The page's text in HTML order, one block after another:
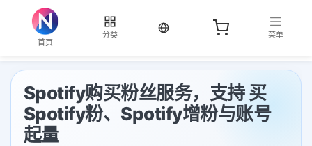
首页
分类
当前语言：中文
菜单
Spotify购买粉丝服务，支持 买
Spotify粉、Spotify增粉与账号
起量